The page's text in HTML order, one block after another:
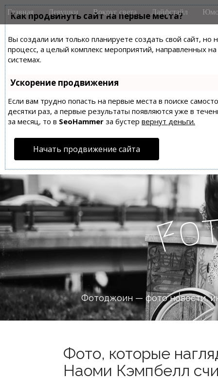
Как продвинуть сайт на первые места?
Вы создали или только планируете создать свой сайт,
процесс, а целый комплекс мероприятий, направленных
системах.
Ускорение продвижения
Если вам трудно попасть на первые места в поиске
десятки раз, а первые результаты появляются уже в
за месяц, то в SeoHammer за бустер вернут деньги.
Начать продвижение сайта
M
a
n
m
e
n
u
i
Главная Девушки Вокруг света Лайфстайл
Fo
Фотоджоин — фото новости,
Фото, которые
Наоми Кэмпбелл